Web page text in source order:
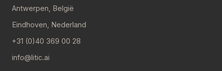
Antwerpen, België
Eindhoven, Nederland
+31 (0)40 369 00 28
info@litic.ai